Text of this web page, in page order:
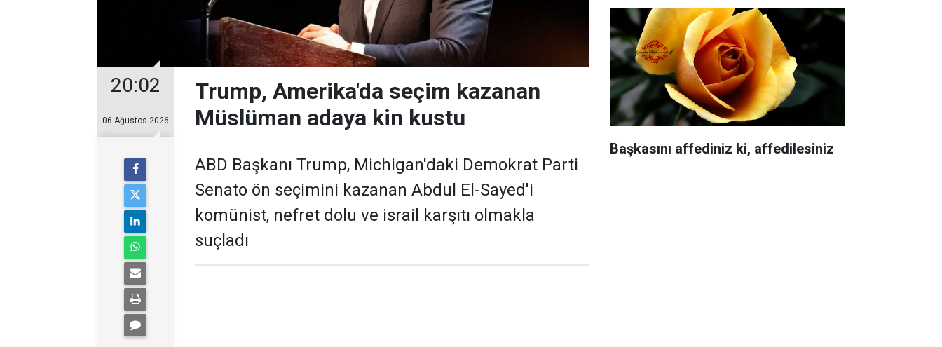
20:02
06 Ağustos 2026
Trump, Amerika'da seçim kazanan
Müslüman adaya kin kustu
ABD Başkanı Trump, Michigan'daki Demokrat Parti
Senato ön seçimini kazanan Abdul El-Sayed'i
komünist, nefret dolu ve israil karşıtı olmakla
suçladı
Başkasını affediniz ki, affedilesiniz